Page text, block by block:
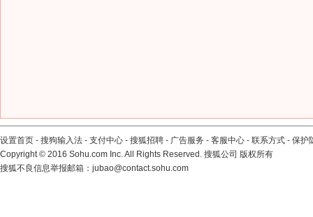
设置首页 - 搜狗输入法 - 支付中心 - 搜狐招聘 - 广告服务 - 客服中心 - 联系方式 - 保护
Copyright© 2016 Sohu.com Inc. All Rights Reserved. 搜狐公司 版权所有
搜狐不良信息举报邮箱： jubao@contact.sohu.com